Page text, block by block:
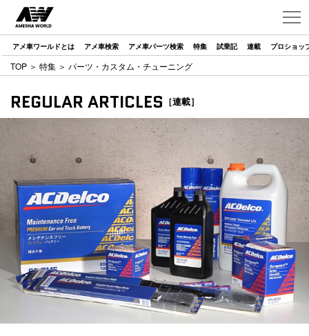
アメ車ワールドとは アメ車検索 アメ車パーツ検索 特集 試乗記 連載 プロショッ
TOP ＞ 特集 ＞ パーツ・カスタム・チューニング
REGULAR ARTICLES ［連載］